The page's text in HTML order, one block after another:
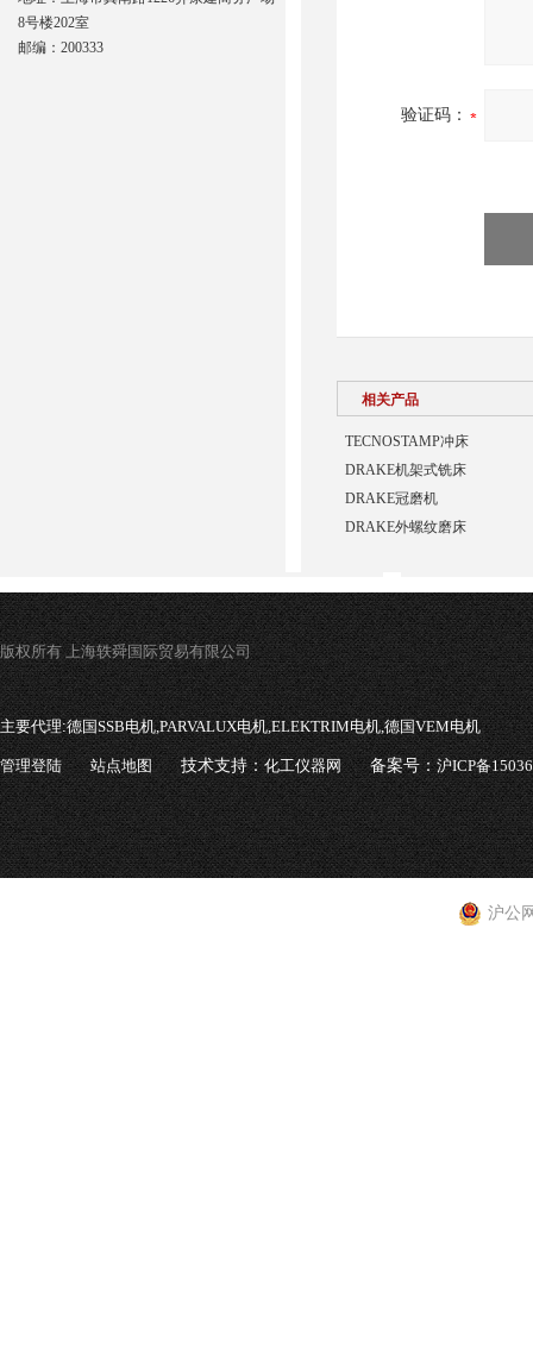
验证码：
相关产品
TECNOSTAMP冲床
DRAKE机架式铣床
DRAKE冠磨机
DRAKE外螺纹磨床
8号楼202室
邮编：200333
版权所有 上海轶舜国际贸易有限公司
主要代理:德国SSB电机,PARVALUX电机,ELEKTRIM电机,德国VEM电机
管理登陆 站点地图 技术支持：化工仪器网 备案号：沪ICP备
沪公